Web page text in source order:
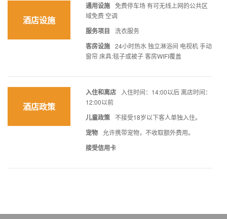
酒店设施
通用设施 免费停车场 有可无线上网的公共区
域免费 空调
服务项目 洗衣服务
客房设施 24小时热水 独立淋浴间 电视机 手动
窗帘 床具:毯子或被子 客房WIFI覆盖
酒店政策
入住和离店
入住时间：14:00以后 离店时间：
12:00以前
儿童政策 不接受18岁以下客人单独入住。
宠物 允许携带宠物，不收取额外费用。
接受信用卡